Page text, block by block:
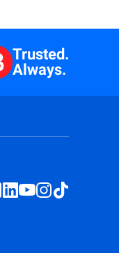
Trusted.
Always.